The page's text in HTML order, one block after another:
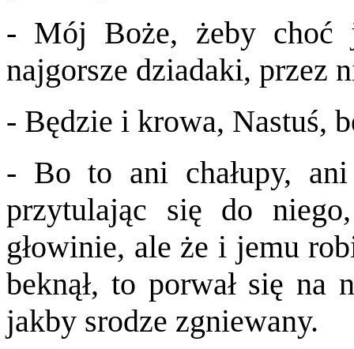
- Mój Boże, żeby
najgorsze dziadaki, przez
- Będzie i krowa, Nastuś,
- Bo to ani chałupy,
przytulając się do
głowinie, ale że i jemu
beknął, to porwał się na
jakby srodze zgniewany.